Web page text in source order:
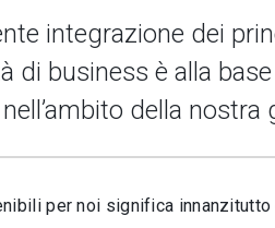
integrazione dei
di business è alla
della nostra
per noi significa